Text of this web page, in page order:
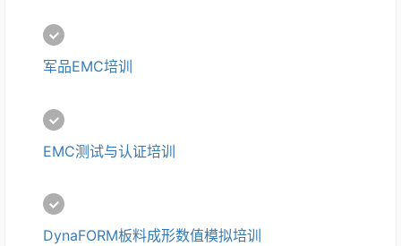
军品EMC培训
EMC测试与认证培训
DynaFORM板料成形数值模拟培训